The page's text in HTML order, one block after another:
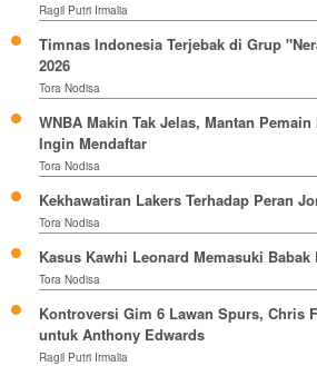
Ragil Putri Irmalia
Timnas Indonesia Terjebak di Grup
2026
Tora Nodisa
WNBA Makin Tak Jelas, Mantan
Ingin Mendaftar
Tora Nodisa
Kekhawatiran Lakers Terhadap Peran
Tora Nodisa
Kasus Kawhi Leonard Memasuki Babak
Tora Nodisa
Kontroversi Gim 6 Lawan Spurs, Chris
untuk Anthony Edwards
Ragil Putri Irmalia